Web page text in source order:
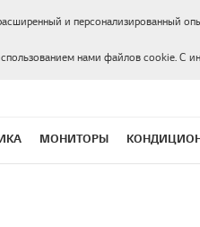
и персонализированный
нами файлов cookie.
МОНИТОРЫ